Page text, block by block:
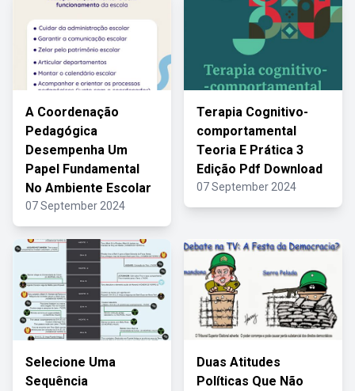
A Coordenação
Pedagógica
Desempenha Um
Papel Fundamental
No Ambiente Escolar
07 September 2024
Terapia Cognitivo-
comportamental
Teoria E Prática 3
Edição Pdf Download
07 September 2024
Selecione Uma
Sequência
Duas Atitudes
Políticas Que Não